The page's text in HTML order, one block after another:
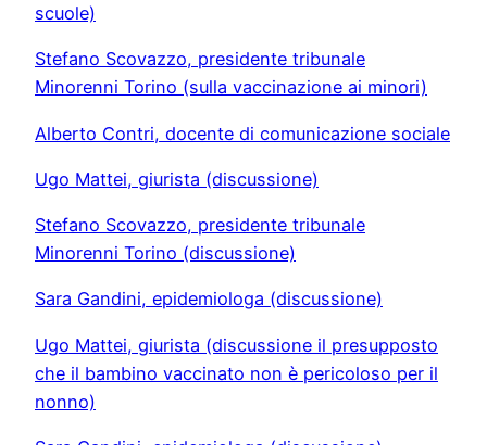
scuole)
Stefano Scovazzo, presidente tribunale
Minorenni Torino (sulla vaccinazione ai minori)
Alberto Contri, docente di comunicazione sociale
Ugo Mattei, giurista (discussione)
Stefano Scovazzo, presidente tribunale
Minorenni Torino (discussione)
Sara Gandini, epidemiologa (discussione)
Ugo Mattei, giurista (discussione il presupposto
che il bambino vaccinato non è pericoloso per il
nonno)